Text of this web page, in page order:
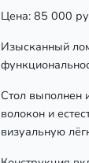
Цена: 85 000
Изысканный
Стол выполнен
волокон и
визуальную